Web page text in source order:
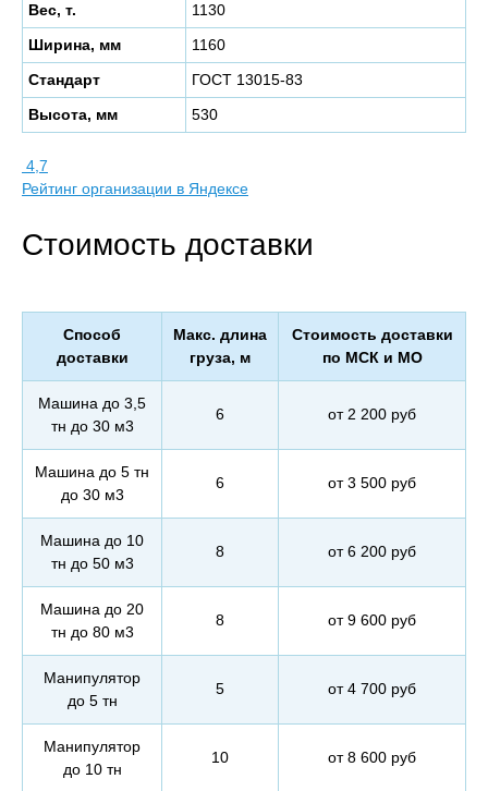
Вес, т.
1130
Ширина, мм
1160
Стандарт
ГОСТ 13015-83
Высота, мм
530
4,7
Рейтинг организации в Яндексе
Стоимость доставки
Способ
доставки
Макс. длина
груза, м
Стоимость доставки
по МСК и МО
Машина до 3,5
тн до 30 м3
6 от 2 200 руб
Машина до 5 тн
до 30 м3
6 от 3 500 руб
Машина до 10
тн до 50 м3
8 от 6 200 руб
Машина до 20
тн до 80 м3
8 от 9 600 руб
Манипулятор
до 5 тн
5 от 4 700 руб
Манипулятор
до 10 тн
10 от 8 600 руб